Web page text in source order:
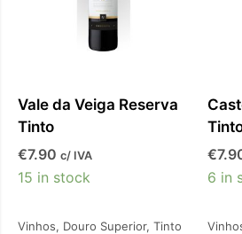
Vale da Veiga Reserva
Tinto
€7.90 c/ IVA
15 in stock
Vinhos, Douro Superior, Tinto
€
6 in